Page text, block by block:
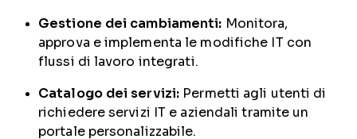
Gestione dei cambiamenti: Monitora,
approva e implementa le modifiche IT con
flussi di lavoro integrati.
Catalogo dei servizi: Permetti agli utenti di
richiedere servizi IT e aziendali tramite un
portale personalizzabile.